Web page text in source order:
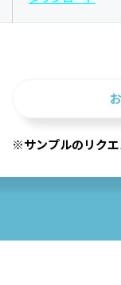
※サンプルのリク